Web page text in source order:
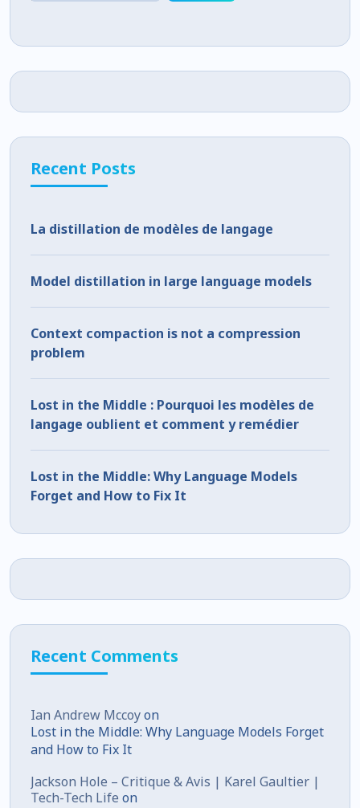
Recent Posts
La distillation de modèles de langage
Model distillation in large language models
Context compaction is not a compression
problem
Lost in the Middle : Pourquoi les modèles de
langage oublient et comment y remédier
Lost in the Middle: Why Language Models
Forget and How to Fix It
Recent Comments
Ian Andrew Mccoyon
Lost in the Middle: Why Language Models Forget
and How to Fix It
Jackson Hole – Critique & Avis | Karel Gaultier |
Tech-Tech Life on